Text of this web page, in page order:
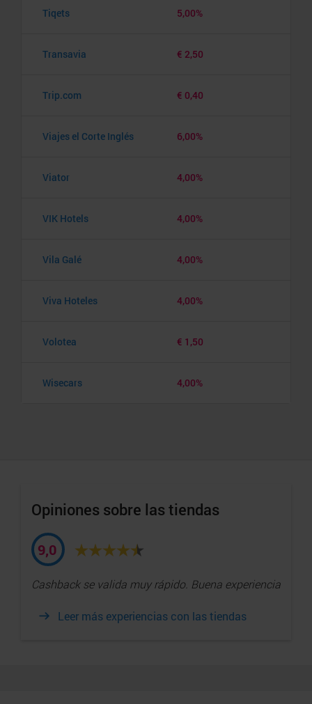
Tiqets 5,00%
Transavia € 2,50
Trip.com € 0,40
Viajes el Corte Inglés 6,00%
Viator 4,00%
VIK Hotels 4,00%
Vila Galé 4,00%
Viva Hoteles 4,00%
Volotea € 1,50
Wisecars 4,00%
Opiniones sobre las tiendas
9,0
Cashback se valida muy rápido. Buena experiencia
Leer más experiencias con las tiendas